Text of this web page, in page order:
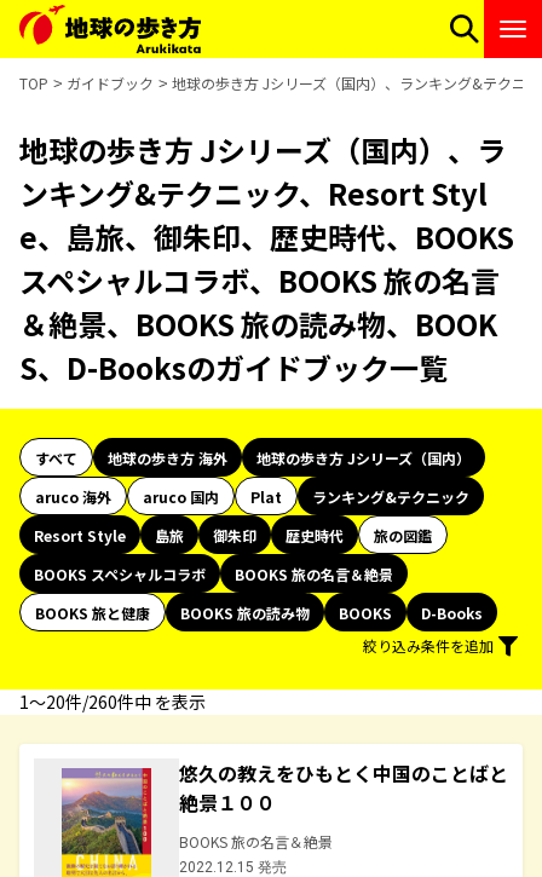
TOP ガイドブック 地球の歩き方 Jシリーズ（国内）、ランキング&テクニ
地球の歩き方 Jシリーズ（国内）、ラ
ンキング&テクニック、Resort Styl
e、島旅、御朱印、歴史時代、BOOKS
スペシャルコラボ、BOOKS 旅の名言
＆絶景、BOOKS 旅の読み物、BOOK
S、D-Booksのガイドブック一覧
すべて 地球の歩き方 海外
地球の歩き方 Jシリーズ（国内）
aruco 海外
aruco 国内 Plat
ランキング&テクニック
Resort Style
島旅 御朱印 歴史時代
旅の図鑑
BOOKS スペシャルコラボ
BOOKS 旅の名言＆絶景
BOOKS 旅と健康
BOOKS 旅の読み物 BOOKS
D-Books
絞り込み条件を追加
1〜20件/260件中 を表示
悠久の教えをひもとく中国のことばと
絶景１００
BOOKS 旅の名言＆絶景
2022.12.15 発売